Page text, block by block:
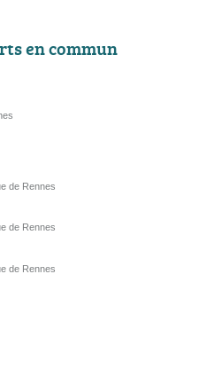
en commun
de Rennes
de Rennes
de Rennes